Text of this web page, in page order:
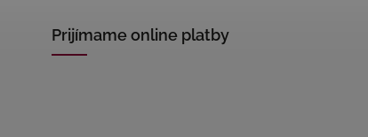
Prijímame online platby